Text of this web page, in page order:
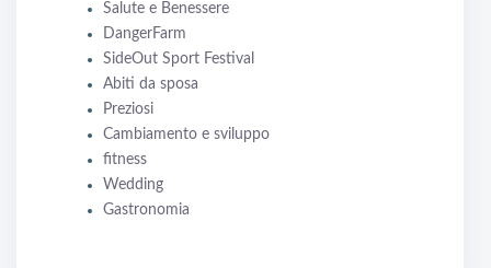
Salute e Benessere
DangerFarm
SideOut Sport Festival
Abiti da sposa
Preziosi
Cambiamento e sviluppo
fitness
Wedding
Gastronomia